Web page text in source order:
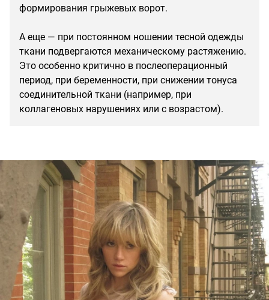
формирования грыжевых ворот.
А еще — при постоянном ношении тесной одежды
ткани подвергаются механическому растяжению.
Это особенно критично в послеоперационный
период, при беременности, при снижении тонуса
соединительной ткани (например, при
коллагеновых нарушениях или с возрастом).